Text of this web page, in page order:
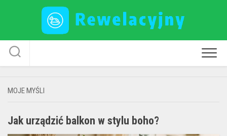
MOJE MYŚLI
Jak urządzić balkon w stylu boho?